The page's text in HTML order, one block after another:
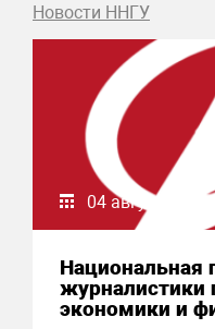
Новости ННГУ
04 августа 2026
Национальная
журналистики
экономики и